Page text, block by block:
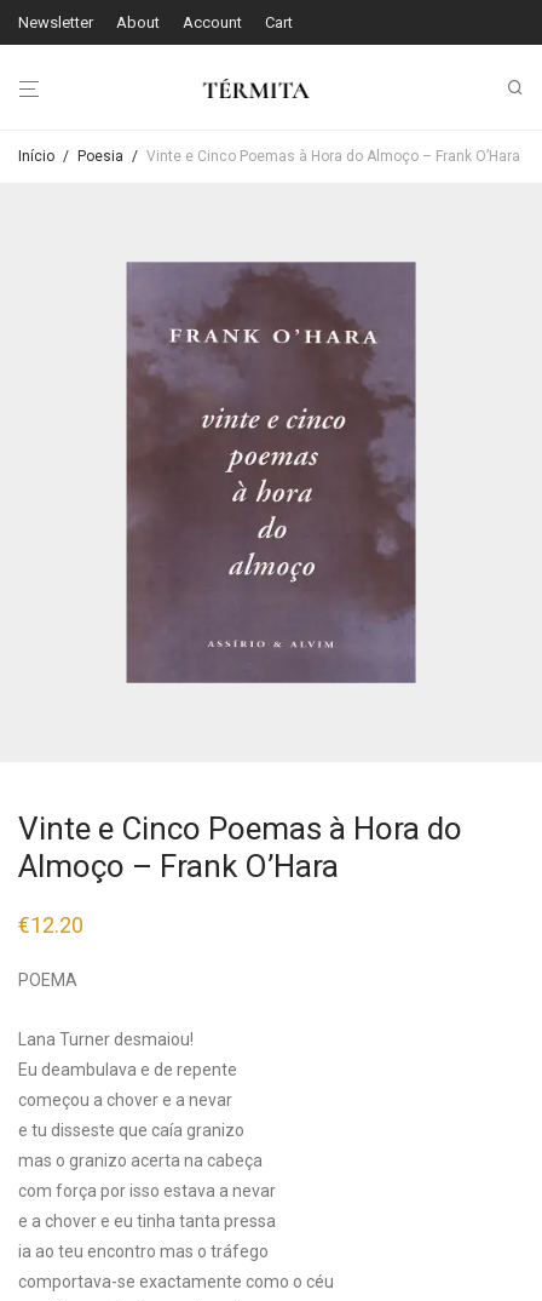
Newsletter About Account Cart
Início / Poesia / Vinte e Cinco Poemas à Hora do Almoço – Frank O’Hara
Vinte e Cinco Poemas à Hora do
Almoço – Frank O’Hara
€12.20
POEMA
Lana Turner desmaiou!
Eu deambulava e de repente
começou a chover e a nevar
e tu disseste que caía granizo
mas o granizo acerta na cabeça
com força por isso estava a nevar
e a chover e eu tinha tanta pressa
ia ao teu encontro mas o tráfego
comportava-se exactamente como o céu